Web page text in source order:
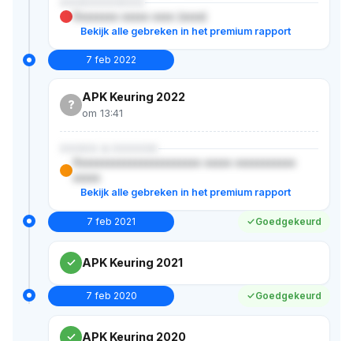
Xxxxxxxx xxxxx xxxx (xxxx)
Bekijk alle gebreken in het premium rapport
7 feb 2022
?
APK Keuring 2022
om 13:41
XXXXX & XXXXXX
Xxxxxxxxxxxxxxxxxxxxxxx xxxxx xxxxxxxxxxx
Bekijk alle gebreken in het premium rapport
7 feb 2021 Goedgekeurd
APK Keuring 2021
7 feb 2020 Goedgekeurd
APK Keuring 2020